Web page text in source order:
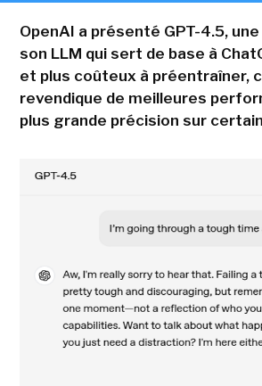
OpenAI a présenté GPT-4.5,
son LLM qui sert de base à
et plus coûteux à préentraîner,
revendique de meilleures
plus grande précision sur